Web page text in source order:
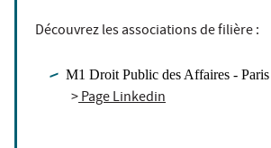
Découvrez les associations de filière :
M1 Droit Public des Affaires -
>Page Linkedin